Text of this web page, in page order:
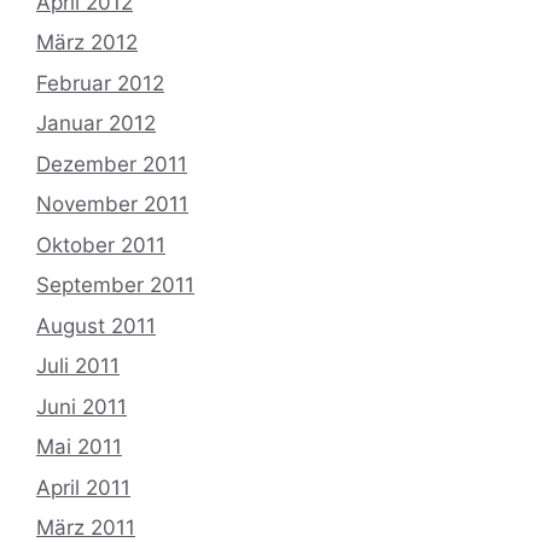
März 2012
Februar 2012
Januar 2012
Dezember 2011
November 2011
Oktober 2011
September 2011
August 2011
Juli 2011
Juni 2011
Mai 2011
April 2011
März 2011